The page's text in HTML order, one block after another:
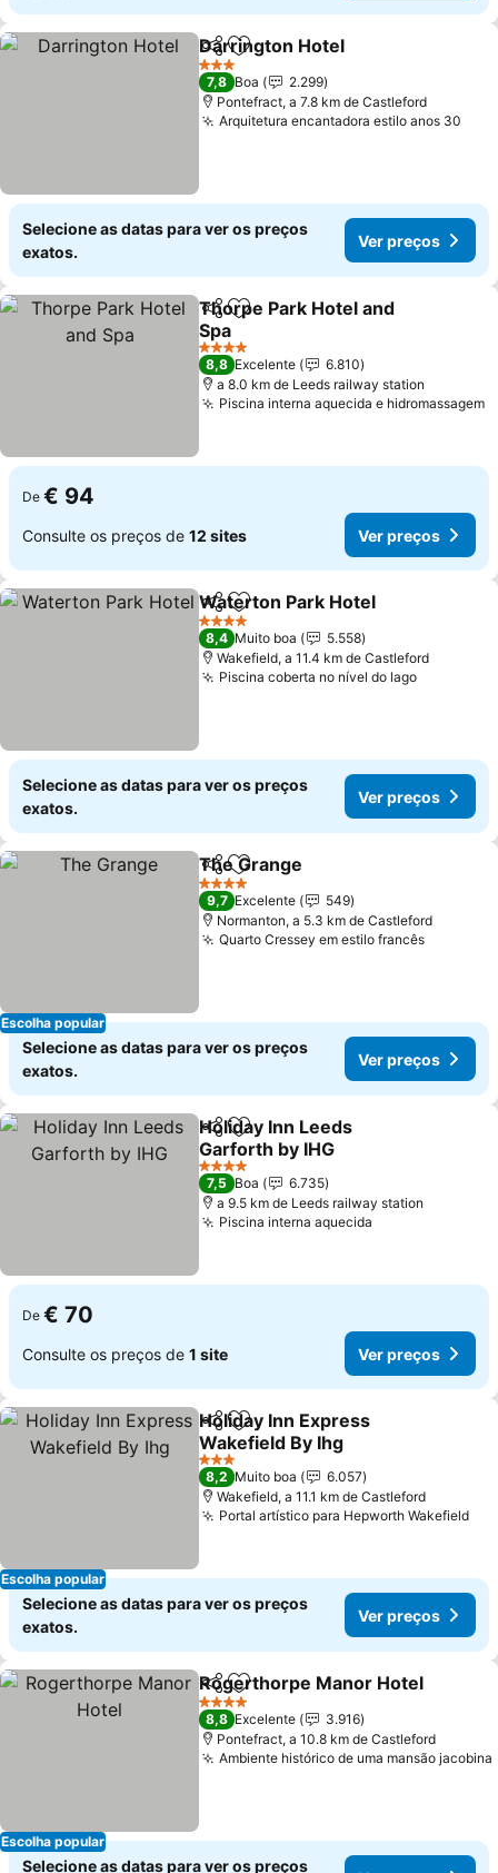
PartilharAdicionar aos favoritos
Darrington Hotel
3 Estrelas
7,8 Boa
2.299
Pontefract, a 7.8 km de Castleford
Arquitetura encantadora estilo anos 30
Selecione as datas para ver os preços
exatos.
Ver preços
PartilharAdicionar aos favoritos
Thorpe Park Hotel and
Spa
Ver preços
4 Estrelas
8,8 Excelente
6.810
a 8.0 km de Leeds railway station
Piscina interna aquecida e hidromassagem
De € 94
Consulte os preços de 12 sites Ver preços
PartilharAdicionar aos favoritos
Waterton Park Hotel
4 Estrelas
8,4 Muito boa
5.558
Wakefield, a 11.4 km de Castleford
Piscina coberta no nível do lagoVer
Selecione as datas para ver os preços
exatos.
Ver preços
Escolha popular
PartilharAdicionar aos favoritos
The Grange
4 Estrelas
9,7 Excelente
549
Normanton, a 5.3 km de Castleford
Quarto Cressey em estilo francêsVer
Selecione as datas para ver os preços
exatos.
Ver preços
PartilharAdicionar aos favoritos
Holiday Inn Leeds
Garforth by IHG
Ver preços
4 Estrelas
7,5 Boa
6.735
a 9.5 km de Leeds railway station
Piscina interna aquecida
De € 70
Consulte os preços de 1 site Ver preços
Escolha popular
PartilharAdicionar aos favoritos
Holiday Inn Express
Wakefield By Ihg
Ver preços
3 Estrelas
8,2 Muito boa
6.057
Wakefield, a 11.1 km de Castleford
Portal artístico para Hepworth Wakefield
Selecione as datas para ver os preços
exatos.
Ver preços
Escolha popular
PartilharAdicionar aos favoritos
Rogerthorpe Manor Hotel
4 Estrelas
8,8 Excelente
3.916
Pontefract, a 10.8 km de Castleford
Ambiente histórico de uma mansão jacobina
Selecione as datas para ver os preços